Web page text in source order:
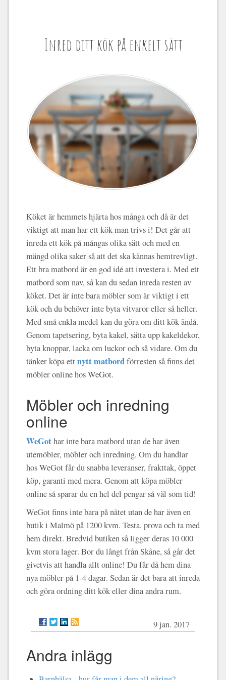
Inred ditt kök på enkelt sätt
Köket är hemmets hjärta hos många och då är det
viktigt att man har ett kök man trivs i! Det går att
inreda ett kök på mångas olika sätt och med en
mängd olika saker så att det ska kännas hemtrevligt.
Ett bra matbord är en god idé att investera i. Med ett
matbord som nav, så kan du sedan inreda resten av
köket. Det är inte bara möbler som är viktigt i ett
kök och du behöver inte byta vitvaror eller så heller.
Med små enkla medel kan du göra om ditt kök ändå.
Genom tapetsering, byta kakel, sätta upp kakeldekor,
byta knoppar, lacka om luckor och så vidare. Om du
tänker köpa ettnytt matbordförresten så finns det
möbler online hos WeGot.
Möbler och inredning
online
WeGothar inte bara matbord utan de har även
utemöbler, möbler och inredning. Om du handlar
hos WeGot får du snabba leveranser, frakttak, öppet
köp, garanti med mera. Genom att köpa möbler
online så sparar du en hel del pengar så väl som tid!
WeGot finns inte bara på nätet utan de har även en
butik i Malmö på 1200 kvm. Testa, prova och ta med
hem direkt. Bredvid butiken så ligger deras 10 000
kvm stora lager. Bor du långt från Skåne, så går det
givetvis att handla allt online! Du får då hem dina
nya möbler på 1-4 dagar. Sedan är det bara att inreda
och göra ordning ditt kök eller dina andra rum.
9 jan. 2017
Andra inlägg